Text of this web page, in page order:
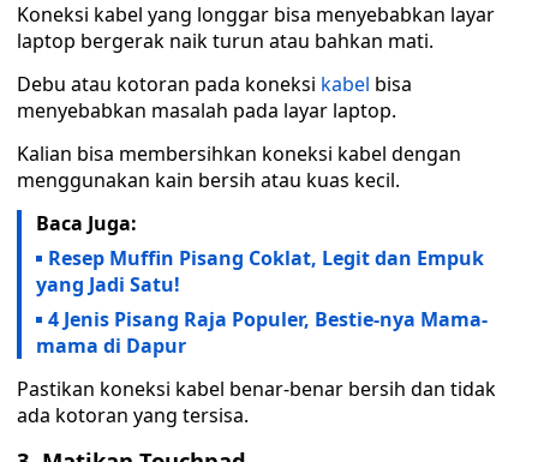
Koneksi kabel yang longgar bisa menyebabkan layar
laptop bergerak naik turun atau bahkan mati.
Debu atau kotoran pada koneksi kabel bisa
menyebabkan masalah pada layar laptop.
Kalian bisa membersihkan koneksi kabel dengan
menggunakan kain bersih atau kuas kecil.
Baca Juga:
Resep Muffin Pisang Coklat, Legit dan Empuk
yang Jadi Satu!
4 Jenis Pisang Raja Populer, Bestie-nya Mama-
mama di Dapur
Pastikan koneksi kabel benar-benar bersih dan tidak
ada kotoran yang tersisa.